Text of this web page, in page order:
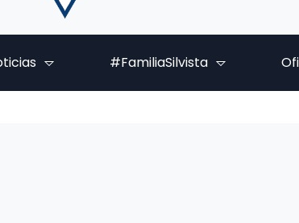
#FamiliaSilvista